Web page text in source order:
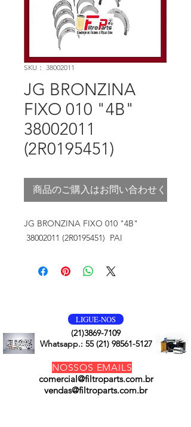
SKU： 38002011
JG BRONZINA
FIXO 010 "4B"
38002011
(2R0195451)
商品のご購入はお問い合わせください
JG BRONZINA FIXO 010 "4B"
38002011 (2R0195451) PAI
LIGUE-NOS
(21)3869-7109
Whatsapp.: 55 (21) 98561-5127
NOSSOS EMAILS
comercial@filtroparts.com.br
vendas@filtroparts.com.br